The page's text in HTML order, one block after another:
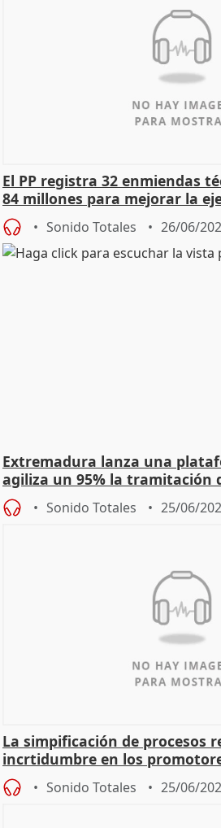
El PP registra 32 enmiendas
84 millones para mejorar la
Sonido Totales 26/06/
Extremadura lanza una
agiliza un 95% la tramitación
Sonido Totales 25/06/
La simpificación de procesos
incrtidumbre en los
Sonido Totales 25/06/